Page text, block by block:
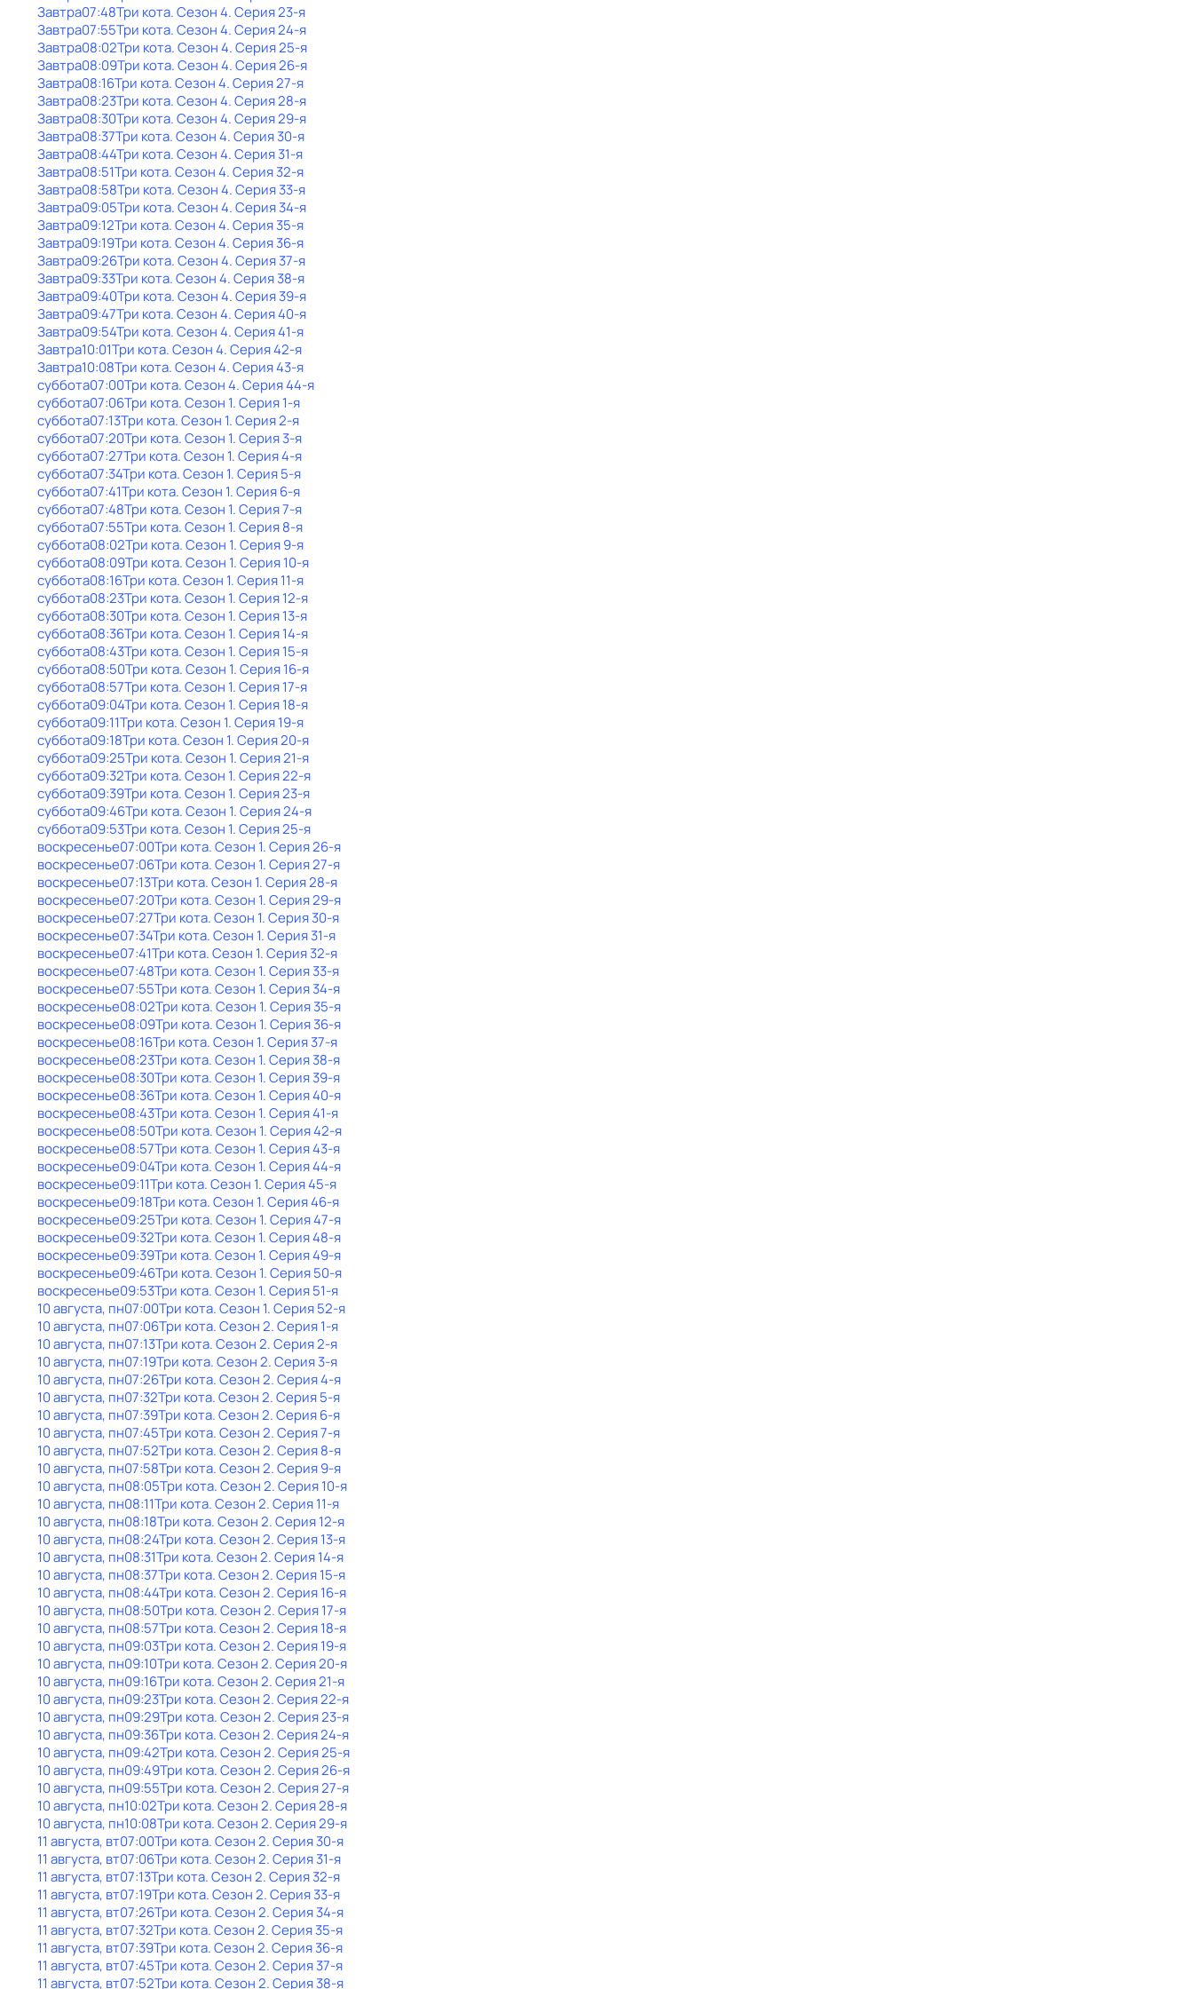
Завтра07:48Три кота. Сезон 4. Серия 23-я
Завтра07:55Три кота. Сезон 4. Серия 24-я
Завтра08:02Три кота. Сезон 4. Серия 25-я
Завтра08:09Три кота. Сезон 4. Серия 26-я
Завтра08:16Три кота. Сезон 4. Серия 27-я
Завтра08:23Три кота. Сезон 4. Серия 28-я
Завтра08:30Три кота. Сезон 4. Серия 29-я
Завтра08:37Три кота. Сезон 4. Серия 30-я
Завтра08:44Три кота. Сезон 4. Серия 31-я
Завтра08:51Три кота. Сезон 4. Серия 32-я
Завтра08:58Три кота. Сезон 4. Серия 33-я
Завтра09:05Три кота. Сезон 4. Серия 34-я
Завтра09:12Три кота. Сезон 4. Серия 35-я
Завтра09:19Три кота. Сезон 4. Серия 36-я
Завтра09:26Три кота. Сезон 4. Серия 37-я
Завтра09:33Три кота. Сезон 4. Серия 38-я
Завтра09:40Три кота. Сезон 4. Серия 39-я
Завтра09:47Три кота. Сезон 4. Серия 40-я
Завтра09:54Три кота. Сезон 4. Серия 41-я
Завтра10:01Три кота. Сезон 4. Серия 42-я
Завтра10:08Три кота. Сезон 4. Серия 43-я
суббота07:00Три кота. Сезон 4. Серия 44-я
суббота07:06Три кота. Сезон 1. Серия 1-я
суббота07:13Три кота. Сезон 1. Серия 2-я
суббота07:20Три кота. Сезон 1. Серия 3-я
суббота07:27Три кота. Сезон 1. Серия 4-я
суббота07:34Три кота. Сезон 1. Серия 5-я
суббота07:41Три кота. Сезон 1. Серия 6-я
суббота07:48Три кота. Сезон 1. Серия 7-я
суббота07:55Три кота. Сезон 1. Серия 8-я
суббота08:02Три кота. Сезон 1. Серия 9-я
суббота08:09Три кота. Сезон 1. Серия 10-я
суббота08:16Три кота. Сезон 1. Серия 11-я
суббота08:23Три кота. Сезон 1. Серия 12-я
суббота08:30Три кота. Сезон 1. Серия 13-я
суббота08:36Три кота. Сезон 1. Серия 14-я
суббота08:43Три кота. Сезон 1. Серия 15-я
суббота08:50Три кота. Сезон 1. Серия 16-я
суббота08:57Три кота. Сезон 1. Серия 17-я
суббота09:04Три кота. Сезон 1. Серия 18-я
суббота09:11Три кота. Сезон 1. Серия 19-я
суббота09:18Три кота. Сезон 1. Серия 20-я
суббота09:25Три кота. Сезон 1. Серия 21-я
суббота09:32Три кота. Сезон 1. Серия 22-я
суббота09:39Три кота. Сезон 1. Серия 23-я
суббота09:46Три кота. Сезон 1. Серия 24-я
суббота09:53Три кота. Сезон 1. Серия 25-я
воскресенье07:00Три кота. Сезон 1. Серия 26-я
воскресенье07:06Три кота. Сезон 1. Серия 27-я
воскресенье07:13Три кота. Сезон 1. Серия 28-я
воскресенье07:20Три кота. Сезон 1. Серия 29-я
воскресенье07:27Три кота. Сезон 1. Серия 30-я
воскресенье07:34Три кота. Сезон 1. Серия 31-я
воскресенье07:41Три кота. Сезон 1. Серия 32-я
воскресенье07:48Три кота. Сезон 1. Серия 33-я
воскресенье07:55Три кота. Сезон 1. Серия 34-я
воскресенье08:02Три кота. Сезон 1. Серия 35-я
воскресенье08:09Три кота. Сезон 1. Серия 36-я
воскресенье08:16Три кота. Сезон 1. Серия 37-я
воскресенье08:23Три кота. Сезон 1. Серия 38-я
воскресенье08:30Три кота. Сезон 1. Серия 39-я
воскресенье08:36Три кота. Сезон 1. Серия 40-я
воскресенье08:43Три кота. Сезон 1. Серия 41-я
воскресенье08:50Три кота. Сезон 1. Серия 42-я
воскресенье08:57Три кота. Сезон 1. Серия 43-я
воскресенье09:04Три кота. Сезон 1. Серия 44-я
воскресенье09:11Три кота. Сезон 1. Серия 45-я
воскресенье09:18Три кота. Сезон 1. Серия 46-я
воскресенье09:25Три кота. Сезон 1. Серия 47-я
воскресенье09:32Три кота. Сезон 1. Серия 48-я
воскресенье09:39Три кота. Сезон 1. Серия 49-я
воскресенье09:46Три кота. Сезон 1. Серия 50-я
воскресенье09:53Три кота. Сезон 1. Серия 51-я
10 августа, пн07:00Три кота. Сезон 1. Серия 52-я
10 августа, пн07:06Три кота. Сезон 2. Серия 1-я
10 августа, пн07:13Три кота. Сезон 2. Серия 2-я
10 августа, пн07:19Три кота. Сезон 2. Серия 3-я
10 августа, пн07:26Три кота. Сезон 2. Серия 4-я
10 августа, пн07:32Три кота. Сезон 2. Серия 5-я
10 августа, пн07:39Три кота. Сезон 2. Серия 6-я
10 августа, пн07:45Три кота. Сезон 2. Серия 7-я
10 августа, пн07:52Три кота. Сезон 2. Серия 8-я
10 августа, пн07:58Три кота. Сезон 2. Серия 9-я
10 августа, пн08:05Три кота. Сезон 2. Серия 10-я
10 августа, пн08:11Три кота. Сезон 2. Серия 11-я
10 августа, пн08:18Три кота. Сезон 2. Серия 12-я
10 августа, пн08:24Три кота. Сезон 2. Серия 13-я
10 августа, пн08:31Три кота. Сезон 2. Серия 14-я
10 августа, пн08:37Три кота. Сезон 2. Серия 15-я
10 августа, пн08:44Три кота. Сезон 2. Серия 16-я
10 августа, пн08:50Три кота. Сезон 2. Серия 17-я
10 августа, пн08:57Три кота. Сезон 2. Серия 18-я
10 августа, пн09:03Три кота. Сезон 2. Серия 19-я
10 августа, пн09:10Три кота. Сезон 2. Серия 20-я
10 августа, пн09:16Три кота. Сезон 2. Серия 21-я
10 августа, пн09:23Три кота. Сезон 2. Серия 22-я
10 августа, пн09:29Три кота. Сезон 2. Серия 23-я
10 августа, пн09:36Три кота. Сезон 2. Серия 24-я
10 августа, пн09:42Три кота. Сезон 2. Серия 25-я
10 августа, пн09:49Три кота. Сезон 2. Серия 26-я
10 августа, пн09:55Три кота. Сезон 2. Серия 27-я
10 августа, пн10:02Три кота. Сезон 2. Серия 28-я
10 августа, пн10:08Три кота. Сезон 2. Серия 29-я
11 августа, вт07:00Три кота. Сезон 2. Серия 30-я
11 августа, вт07:06Три кота. Сезон 2. Серия 31-я
11 августа, вт07:13Три кота. Сезон 2. Серия 32-я
11 августа, вт07:19Три кота. Сезон 2. Серия 33-я
11 августа, вт07:26Три кота. Сезон 2. Серия 34-я
11 августа, вт07:32Три кота. Сезон 2. Серия 35-я
11 августа, вт07:39Три кота. Сезон 2. Серия 36-я
11 августа, вт07:45Три кота. Сезон 2. Серия 37-я
11 августа, вт07:52Три кота. Сезон 2. Серия 38-я